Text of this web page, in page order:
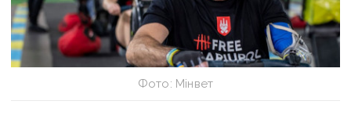
Фото: Мінвет